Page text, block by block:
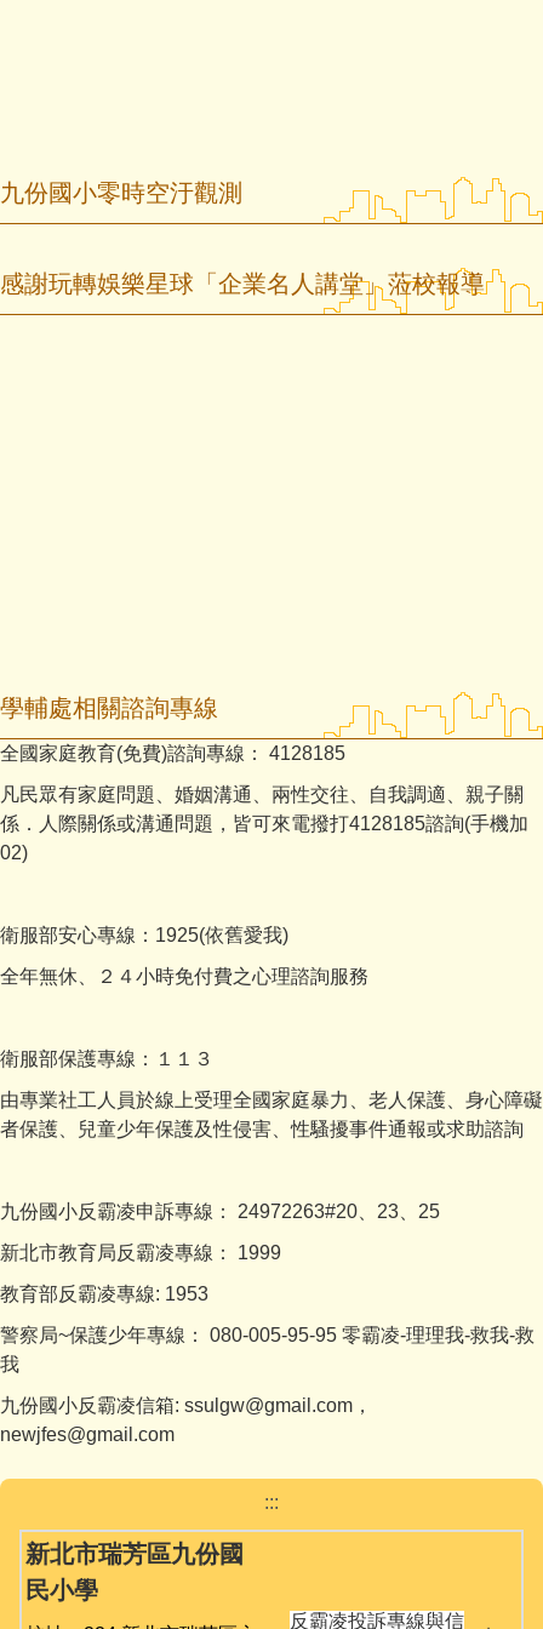
九份國小零時空汙觀測
感謝玩轉娛樂星球「企業名人講堂」蒞校報導
學輔處相關諮詢專線
全國家庭教育(免費)諮詢專線： 4128185
凡民眾有家庭問題、婚姻溝通、兩性交往、自我調適、親子關
係．人際關係或溝通問題，皆可來電撥打4128185諮詢(手機加
02)
衛服部安心專線：1925(依舊愛我)
全年無休、２４小時免付費之心理諮詢服務
衛服部保護專線：１１３
由專業社工人員於線上受理全國家庭暴力、老人保護、身心障礙
者保護、兒童少年保護及性侵害、性騷擾事件通報或求助諮詢
九份國小反霸凌申訴專線： 24972263#20、23、25
新北市教育局反霸凌專線： 1999
教育部反霸凌專線: 1953
警察局~保護少年專線： 080-005-95-95 零霸凌-理理我-救我-救
我
九份國小反霸凌信箱: ssulgw@gmail.com，
newjfes@gmail.com
:::
新北市瑞芳區九份國
民小學
反霸凌投訴專線與信